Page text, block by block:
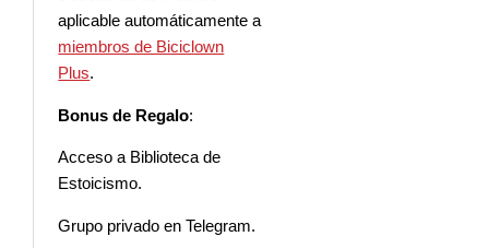
aplicable automáticamente a
miembros de Biciclown
Plus.
Bonus de Regalo:
Acceso a Biblioteca de
Estoicismo.
Grupo privado en Telegram.